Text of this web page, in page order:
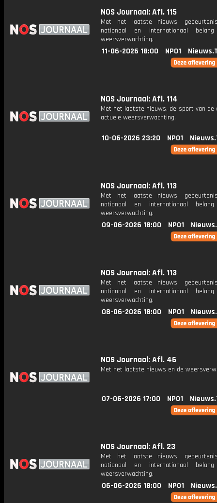
NOS Journaal: Afl. 115
Met het laatste nieuws,
nationaal en internationaal
weersverwachting.
11-06-2026 18:00 NPO1
NOS Journaal: Afl. 114
Met het laatste nieuws, de sport van de
actuele weersverwachting.
10-06-2026 23:20 NPO1
NOS Journaal: Afl. 113
Met het laatste nieuws,
nationaal en internationaal
weersverwachting.
09-06-2026 18:00 NPO1
NOS Journaal: Afl. 113
Met het laatste nieuws,
nationaal en internationaal
weersverwachting.
08-06-2026 18:00 NPO1
NOS Journaal: Afl. 46
Met het laatste nieuws en de
07-06-2026 17:00 NPO1
NOS Journaal: Afl. 23
Met het laatste nieuws,
nationaal en internationaal
weersverwachting.
06-06-2026 18:00 NPO1